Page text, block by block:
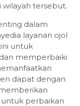
wilayah tersebut.
dalam
layanan ojol
untuk
memperbaiki
dapat dengan
perbaikan